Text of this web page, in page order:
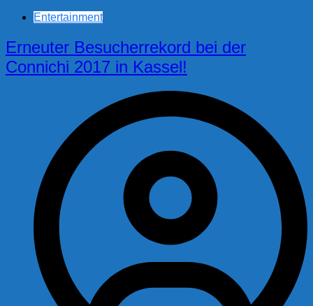
Entertainment
Erneuter Besucherrekord bei der
Connichi 2017 in Kassel!